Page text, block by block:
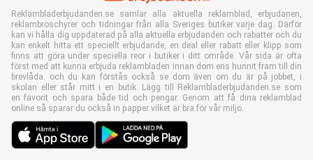
Reklambladerbjudanden.se samlar alla aktuella reklamblad, erbjudanen,
reklambroschyrer och tidningar från alla Sveriges butiker varje dag. Därför
kan vi hålla dig uppdaterad på alla aktuella erbjudanden och rabatter och du
kan enkelt hitta ett speciellt erbjudande, en deal eller rabatt eller klipp som
finns att göra under speciella reor i butiker i ditt område. Vår sida är ofta
först med att kunna erbjuda reklambladen innan dom ens hunnit fram till din
brevlåda. och du kan förstås också se dom även om du är på jobbet, i
skolan eller står mitt i en butik. Lägg till Reklambladerbjudanden.se som
en favorit och spara både tid och pengar. Genom att få dina reklamblad
online så sparar du också in papper vilket är bra för vår miljö.